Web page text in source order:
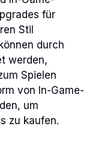
für
Stil
durch
werden,
Spielen
von In-Game-
um
zu kaufen.